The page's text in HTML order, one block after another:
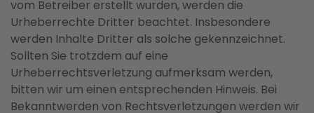
vom Betreiber erstellt wurden, werden die
Urheberrechte Dritter beachtet. Insbesondere
werden Inhalte Dritter als solche gekennzeichnet.
Sollten Sie trotzdem auf eine
Urheberrechtsverletzung aufmerksam werden,
bitten wir um einen entsprechenden Hinweis. Bei
Bekanntwerden von Rechtsverletzungen werden wir